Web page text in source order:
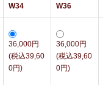
W34 W36
36,000円
(税込39,60
0円)
36,000円
(税込39,60
0円)